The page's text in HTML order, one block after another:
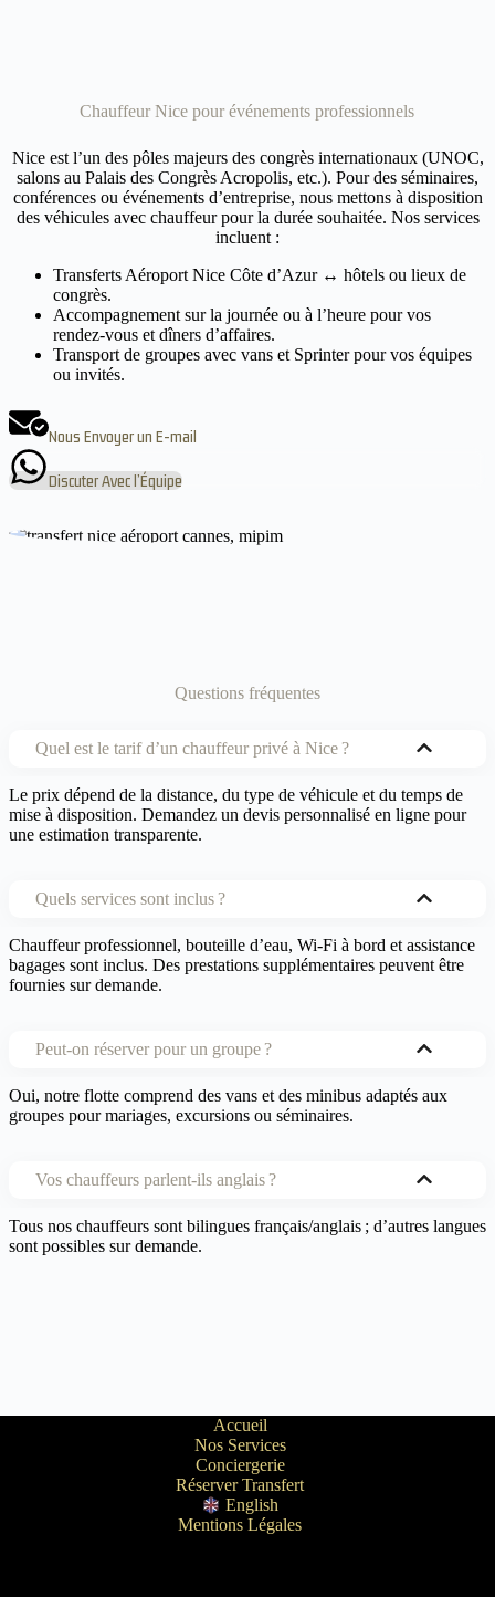
Chauffeur Nice pour événements professionnels
Nice est l’un des pôles majeurs des congrès internationaux (UNOC,
salons au Palais des Congrès Acropolis, etc.). Pour des séminaires,
conférences ou événements d’entreprise, nous mettons à disposition
des véhicules avec chauffeur pour la durée souhaitée. Nos services
incluent :
Transferts Aéroport Nice Côte d’Azur ↔ hôtels ou lieux de
congrès.
Accompagnement sur la journée ou à l’heure pour vos
rendez‑vous et dîners d’affaires.
Transport de groupes avec vans et Sprinter pour vos équipes
ou invités.
Nous Envoyer un E-mail
Discuter Avec l’Équipe
Questions fréquentes
Quel est le tarif d’un chauffeur privé à Nice ?
Le prix dépend de la distance, du type de véhicule et du temps de
mise à disposition. Demandez un devis personnalisé en ligne pour
une estimation transparente.
Quels services sont inclus ?
Chauffeur professionnel, bouteille d’eau, Wi‑Fi à bord et assistance
bagages sont inclus. Des prestations supplémentaires peuvent être
fournies sur demande.
Peut‑on réserver pour un groupe ?
Oui, notre flotte comprend des vans et des minibus adaptés aux
groupes pour mariages, excursions ou séminaires.
Vos chauffeurs parlent‑ils anglais ?
Tous nos chauffeurs sont bilingues français/anglais ; d’autres langues
sont possibles sur demande.
Accueil
Nos Services
Conciergerie
Réserver Transfert
English
Mentions Légales